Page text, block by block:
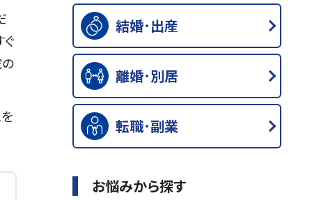
結婚･出産
離婚･別居
転職･副業
お悩みから探す